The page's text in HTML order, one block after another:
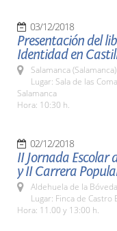
03/12/2018
Presentación del
Identidad en
Salamanca (Salamanca)
Lugar: Sala de las
Salamanca
Hora: 10:30 h.
02/12/2018
II Jornada Escolar
y II Carrera
Aldehuela de la
Lugar: Finca de Castro
Hora: 11.00 y 13:00 h.